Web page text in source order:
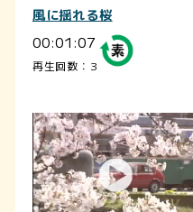
風に揺れる桜
00:01:07
再生回数：3